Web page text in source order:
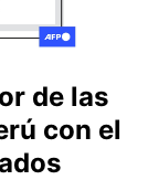
de las
con el